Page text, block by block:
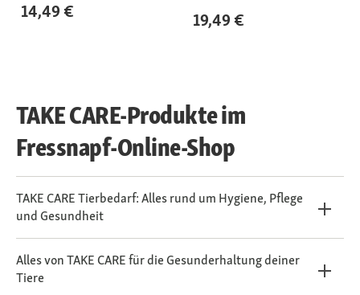
14,49 € 19,49 €
TAKE CARE-Produkte im
Fressnapf-Online-Shop
TAKE CARE Tierbedarf: Alles rund um Hygiene, Pflege
und Gesundheit
Alles von TAKE CARE für die Gesunderhaltung deiner
Tiere